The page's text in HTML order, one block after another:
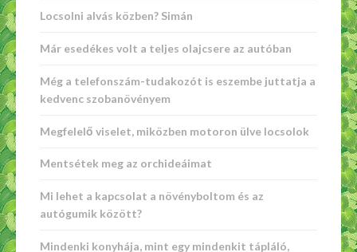
Locsolni alvás közben? Simán
Már esedékes volt a teljes olajcsere az autóban
Még a telefonszám-tudakozót is eszembe juttatja a
kedvenc szobanövényem
Megfelelő viselet, miközben motoron ülve locsolok
Mentsétek meg az orchideáimat
Mi lehet a kapcsolat a növényboltom és az
autógumik között?
Mindenki konyhája, mint egy mindenkit tápláló,